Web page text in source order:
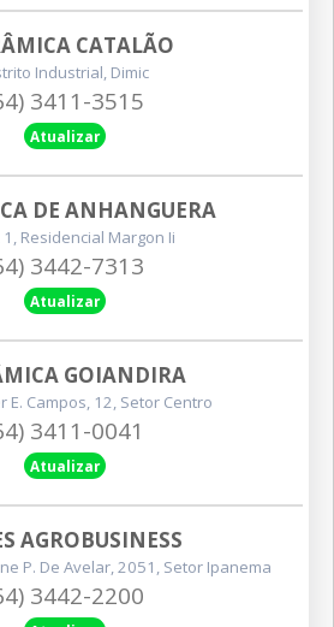
CATALÃO
Industrial, Dimic
3411-3515
Atualizar
DE ANHANGUERA
1, Residencial Margon Ii
3442-7313
Atualizar
GOIANDIRA
E. Campos, 12, Setor Centro
3411-0041
Atualizar
AGROBUSINESS
P. De Avelar, 2051, Setor Ipanema
3442-2200